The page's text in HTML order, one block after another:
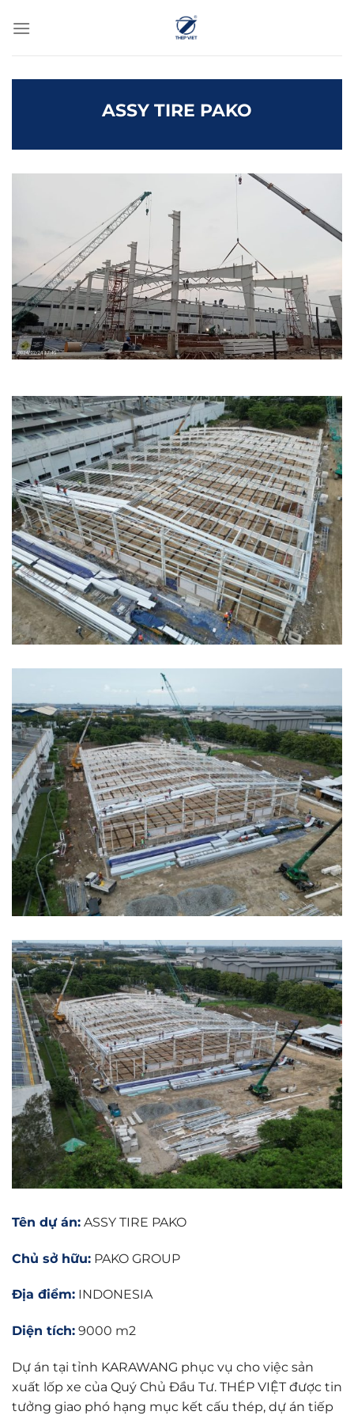
đến
ASSY TIRE PAKO
Tên dự án: ASSY TIRE PAKO
Chủ sở hữu: PAKO GROUP
Địa điểm: INDONESIA
Diện tích: 9000 m2
Dự án tại tỉnh KARAWANG phục vụ cho việc sản
xuất lốp xe của Quý Chủ Đầu Tư. THÉP VIỆT được tin
tưởng giao phó hạng mục kết cấu thép, dự án tiếp